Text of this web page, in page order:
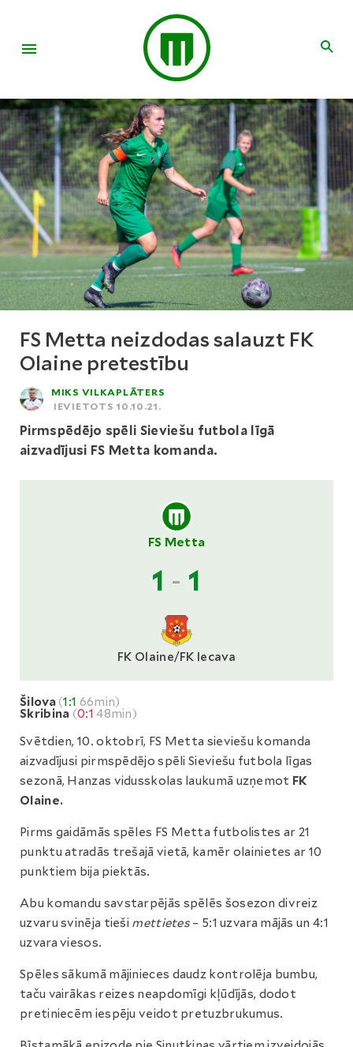
FS Metta neizdodas salauzt FK
Olaine pretestību
MIKS VILKAPLĀTERS
IEVIETOTS 10.10.21.
Pirmspēdējo spēli Sieviešu futbola līgā
aizvadījusi FS Metta komanda.
FS Metta
1 - 1
FK Olaine/FK Iecava
Šilova(1:1 66min)
Skribina (0:1 48min)
Svētdien, 10. oktobrī, FS Metta sieviešu komanda
aizvadījusi pirmspēdējo spēli Sieviešu futbola līgas
sezonā, Hanzas vidusskolas laukumā uzņemot FK
Olaine.
Pirms gaidāmās spēles FS Metta futbolistes ar 21
punktu atradās trešajā vietā, kamēr olainietes ar 10
punktiem bija piektās.
Abu komandu savstarpējās spēlēs šosezon divreiz
uzvaru svinēja tieši mettietes – 5:1 uzvara mājās un 4:1
uzvara viesos.
Spēles sākumā mājinieces daudz kontrolēja bumbu,
taču vairākas reizes neapdomīgi kļūdījās, dodot
pretiniecēm iespēju veidot pretuzbrukumus.